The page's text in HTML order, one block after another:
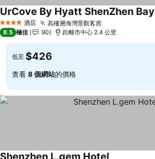
4 星級 酒店 高樓層海灣景觀客房
UrCove By Hyatt ShenZhen Bay
8.5 極佳 90 距離市中心 2.4 公里
低至 $426
查看 8 個網站的價格
Shenzhen L.gem Hotel